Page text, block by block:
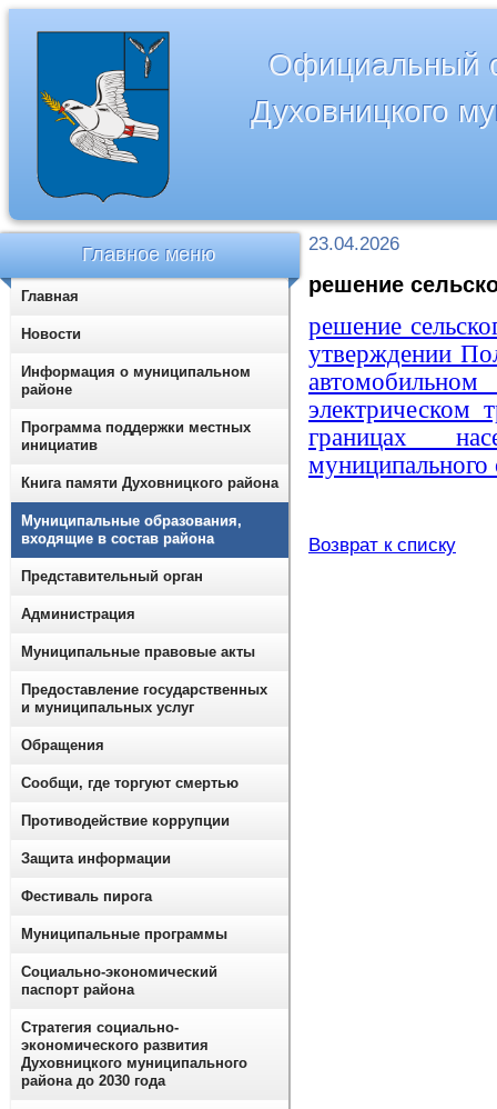
Официальный
Духовницкого
23.04.2026
решение
решение
утверждении
электрическом
границах
муниципального
Возврат к списку
Главное меню
Главная
Новости
Информация о муниципальном
районе
Программа поддержки местных
инициатив
Книга памяти Духовницкого района
Муниципальные образования,
входящие в состав района
Представительный орган
Администрация
Муниципальные правовые акты
Предоставление государственных
и муниципальных услуг
Обращения
Сообщи, где торгуют смертью
Противодействие коррупции
Защита информации
Фестиваль пирога
Муниципальные программы
Социально-экономический
паспорт района
Стратегия социально-
экономического развития
Духовницкого муниципального
района до 2030 года